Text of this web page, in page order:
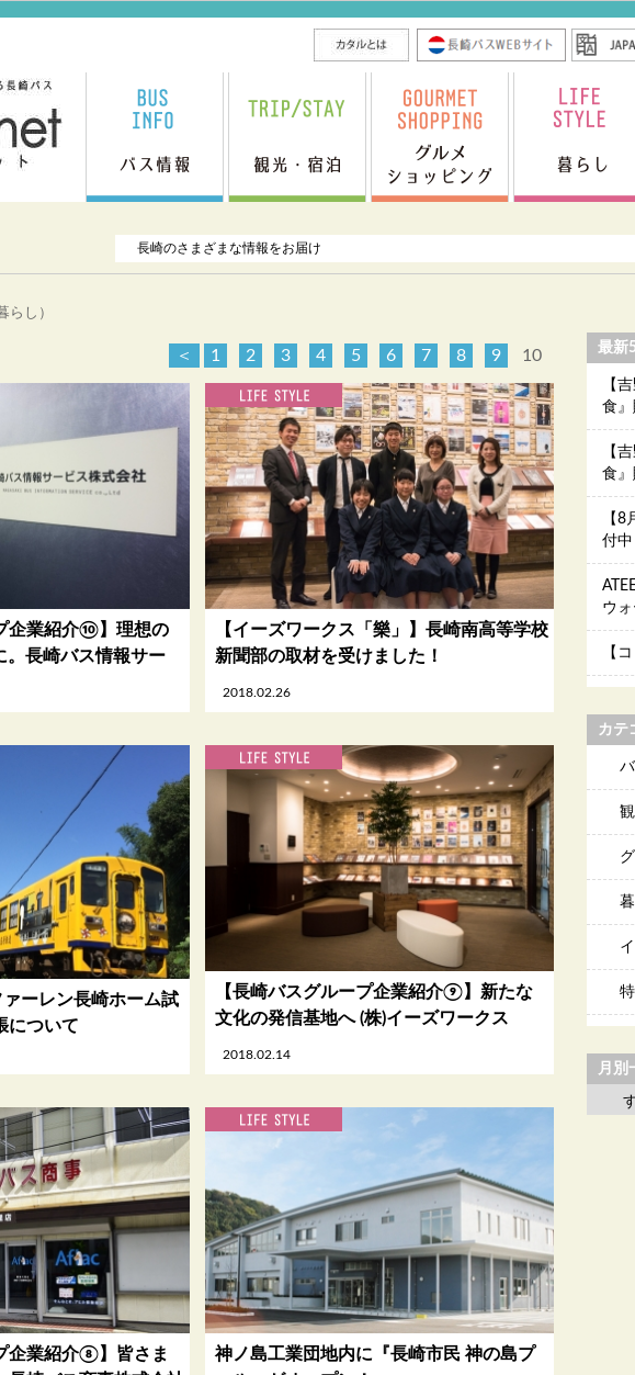
長崎のさまざまな情報をお届け
らし）
＜ 1 2 3 4 5 6 7 8 9 10
企業紹介⑩】理想の
。長崎バス情報サー
2018.02.26
【イーズワークス「樂」】長崎南高等学校
新聞部の取材を受けました！
ァーレン長崎ホーム試
について
2018.02.14
【長崎バスグループ企業紹介⑨】新たな
文化の発信基地へ (株)イーズワークス
企業紹介⑧】皆さま
神ノ島工業団地内に『長崎市民 神の島プ
最新
【
食
【
食
【
付中
ウ
【
カテ
月別